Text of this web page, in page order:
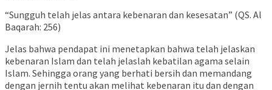
“Sungguh telah jelas antara kebenaran dan kesesatan” (QS. Al
Baqarah: 256)
Jelas bahwa pendapat ini menetapkan bahwa telah jelaskan
kebenaran Islam dan telah jelaslah kebatilan agama selain
Islam. Sehingga orang yang berhati bersih dan memandang
dengan jernih tentu akan melihat kebenaran itu dan dengan